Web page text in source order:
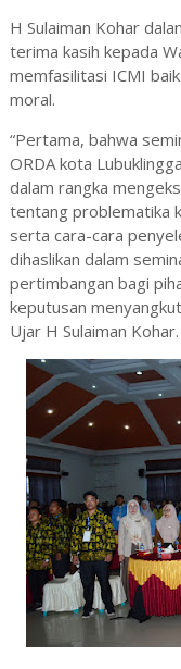
H Sulaiman Kohar
terima kasih kepada
memfasilitasi ICMI
moral.
“Pertama, bahwa
ORDA kota
dalam rangka
tentang problematika
serta cara-cara
dihaslikan dalam
pertimbangan bagi
keputusan
Ujar H Sulaiman Kohar.